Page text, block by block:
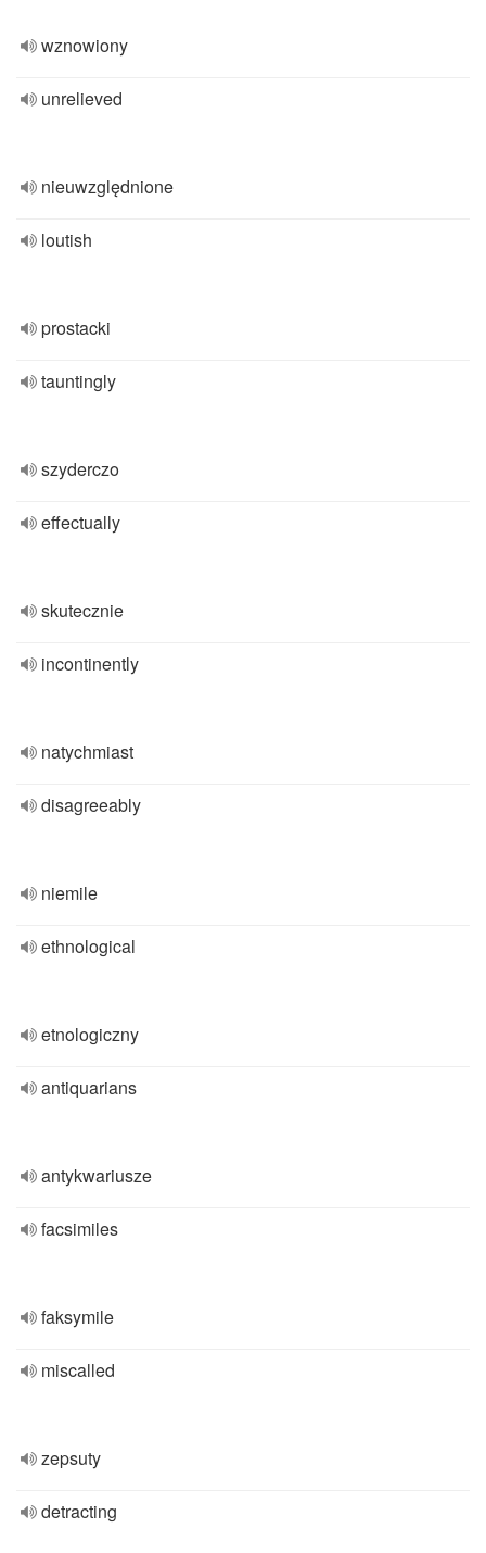
wznowiony
unrelieved
nieuwzględnione
loutish
prostacki
tauntingly
szyderczo
effectually
skutecznie
incontinently
natychmiast
disagreeably
niemile
ethnological
etnologiczny
antiquarians
antykwariusze
facsimiles
faksymile
miscalled
zepsuty
detracting